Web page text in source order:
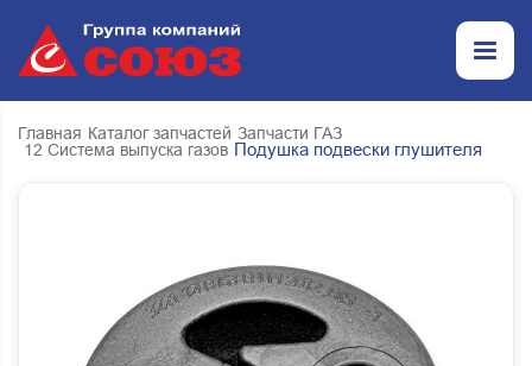
Главная Каталог запчастей Запчасти ГАЗ
12 Система выпуска газов Подушка подвески глушителя